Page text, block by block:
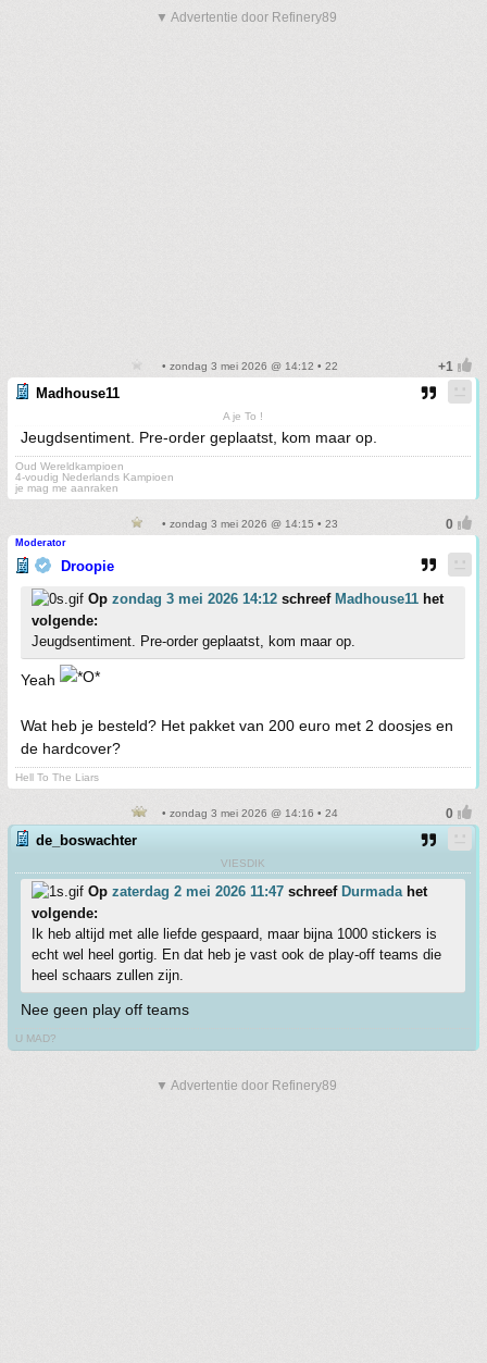
▼ Advertentie door Refinery89
• zondag 3 mei 2026 @ 14:12 • 22
Madhouse11
A je To !
Jeugdsentiment. Pre-order geplaatst, kom maar op.
Oud Wereldkampioen
4-voudig Nederlands Kampioen
je mag me aanraken
• zondag 3 mei 2026 @ 14:15 • 23
Moderator
Droopie
Op zondag 3 mei 2026 14:12 schreef Madhouse11 het
volgende:
Jeugdsentiment. Pre-order geplaatst, kom maar op.
Yeah
Wat heb je besteld? Het pakket van 200 euro met 2 doosjes en
de hardcover?
Hell To The Liars
• zondag 3 mei 2026 @ 14:16 • 24
de_boswachter
VIESDIK
Op zaterdag 2 mei 2026 11:47 schreef Durmadahet
volgende:
Ik heb altijd met alle liefde gespaard, maar bijna 1000 stickers is
echt wel heel gortig. En dat heb je vast ook de play-off teams die
heel schaars zullen zijn.
Nee geen play off teams
U MAD?
▼ Advertentie door Refinery89